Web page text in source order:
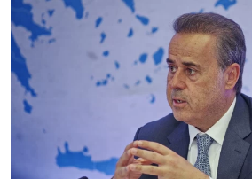
αεροδρόμια μέσα στο
Κύπρος
Κλιμακώνουν τις
κτηνοτρόφοι –
Κτηνιατρικό Γραφείο
Κόσμος